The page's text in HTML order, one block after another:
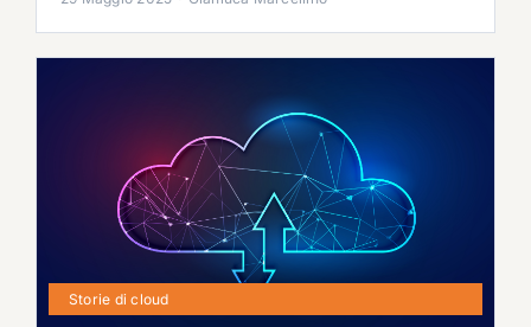
Storie di cloud